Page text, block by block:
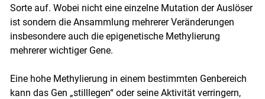
Sorte auf. Wobei nicht eine einzelne Mutation der Auslöser
ist sondern die Ansammlung mehrerer Veränderungen
insbesondere auch die epigenetische Methylierung
mehrerer wichtiger Gene.
Eine hohe Methylierung in einem bestimmten Genbereich
kann das Gen „stilllegen“ oder seine Aktivität verringern,